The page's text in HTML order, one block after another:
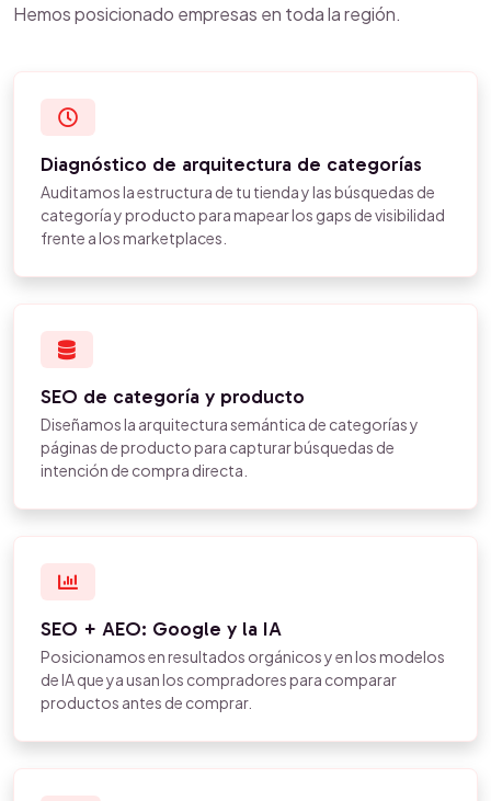
Hemos posicionado empresas en toda la región.
Diagnóstico de arquitectura de categorías
Auditamos la estructura de tu tienda y las búsquedas de
categoría y producto para mapear los gaps de visibilidad
frente a los marketplaces.
SEO de categoría y producto
Diseñamos la arquitectura semántica de categorías y
páginas de producto para capturar búsquedas de
intención de compra directa.
SEO + AEO: Google y la IA
Posicionamos en resultados orgánicos y en los modelos
de IA que ya usan los compradores para comparar
productos antes de comprar.